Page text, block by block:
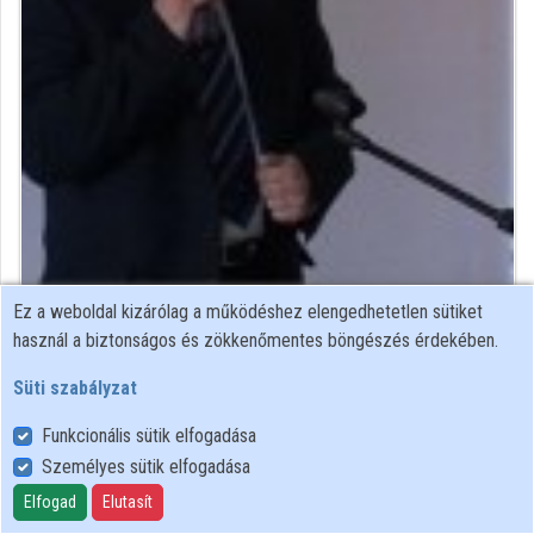
Közreműködő felvételei
Névjegyek
Névjegy
Eszterházy Károly Főiskola
Ez a weboldal kizárólag a működéshez elengedhetetlen sütiket
használ a biztonságos és zökkenőmentes böngészés érdekében.
Süti szabályzat
Funkcionális sütik elfogadása
Személyes sütik elfogadása
Elfogad Elutasít